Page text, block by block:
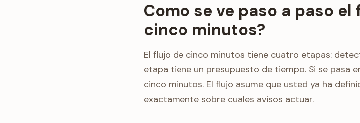
Como se ve paso a paso
cinco minutos?
El flujo de cinco minutos tiene cuatro etapas:
etapa tiene un presupuesto de tiempo. Si se pasa
cinco minutos. El flujo asume que usted ya ha
exactamente sobre cuales avisos actuar.